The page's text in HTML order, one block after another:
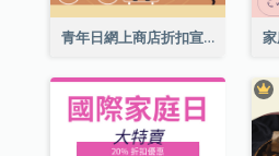
青年日網上商店折扣宣傳單張